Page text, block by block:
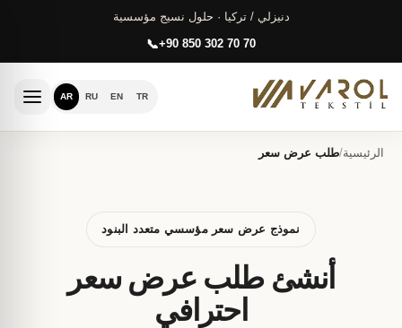
دنيزلي / تركيا · حلول نسيج مؤسسية
+90 850 302 70 70
TR
EN
RU
AR
الرئيسية/طلب عرض سعر
نموذج عرض سعر مؤسسي متعدد البنود
أنشئ طلب عرض سعر
احترافي